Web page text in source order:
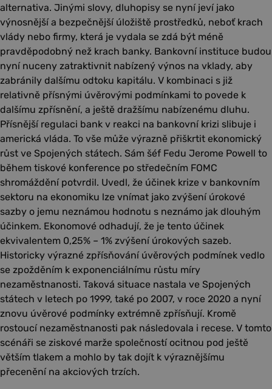
alternativa. Jinými slovy, dluhopisy se nyní jeví jako
výnosnější a bezpečnější úložiště prostředků, neboť krach
vlády nebo firmy, která je vydala se zdá být méně
pravděpodobný než krach banky. Bankovní instituce budou
nyní nuceny zatraktivnit nabízený výnos na vklady, aby
zabránily dalšímu odtoku kapitálu. V kombinaci s již
relativně přísnými úvěrovými podmínkami to povede k
dalšímu zpřísnění, a ještě dražšímu nabízenému dluhu.
Přísnější regulaci bank v reakci na bankovní krizi slibuje i
americká vláda. To vše může výrazně přiškrtit ekonomický
růst ve Spojených státech. Sám šéf Fedu Jerome Powell to
během tiskové konference po středečním FOMC
shromáždění potvrdil. Uvedl, že účinek krize v bankovním
sektoru na ekonomiku lze vnímat jako zvýšení úrokové
sazby o jemu neznámou hodnotu s neznámo jak dlouhým
účinkem. Ekonomové odhadují, že je tento účinek
ekvivalentem 0,25% – 1% zvýšení úrokových sazeb.
Historicky výrazné zpřísňování úvěrových podmínek vedlo
se zpožděním k exponenciálnímu růstu míry
nezaměstnanosti. Taková situace nastala ve Spojených
státech v letech po 1999, také po 2007, v roce 2020 a nyní
znovu úvěrové podmínky extrémně zpřísňují. Kromě
rostoucí nezaměstnanosti pak následovala i recese. V tomto
scénáři se ziskové marže společností ocitnou pod ještě
větším tlakem a mohlo by tak dojít k výraznějšímu
přecenění na akciových trzích.